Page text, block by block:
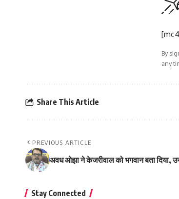
By
any
Share This Article
PREVIOUS ARTICLE
अवध ओझा ने केजरीवाल को भगवान बता
Stay Connected